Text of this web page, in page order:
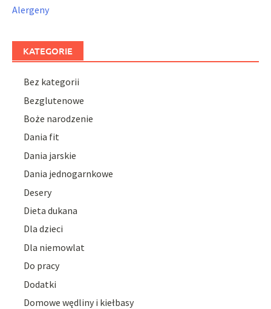
Alergeny
KATEGORIE
Bez kategorii
Bezglutenowe
Boże narodzenie
Dania fit
Dania jarskie
Dania jednogarnkowe
Desery
Dieta dukana
Dla dzieci
Dla niemowlat
Do pracy
Dodatki
Domowe wędliny i kiełbasy